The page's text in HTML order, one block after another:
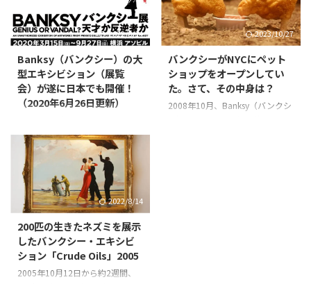
催中、2021年7月からは福岡で開
催されることになっている。 僕
も実際に大阪のバンクシー展に行
ったが、会場はとにかく人が多い
し、コロナで３密も気にしないと
いけないから、すべての作品をじ
っくり時間を掛けてみるのは難し
いし、全作品を本気で観ようとす
品をじっくり観たい！」という、
観たい作品の目星を付け ...
身、2016年にアムステルダムで
開催されたバンクシー非公認のエ
キシビション、The Art of Banksy
も観てきている。それと比べれ
ば、日本の主催者もよく頑張って
いるとは思うが、展示された作品
リストは見劣りした感が残る。だ
が、これはあくまで一個人の感想
2022/8/14
Banksy（バンクシー）の大
型エキシビション（展覧
会）が遂に日本でも開催！
（2020年6月26日更新）
キシビション（展覧会）が開催さ
れたことは何度かあったが、エキ
シビションと呼ぶには、規模的に
ちょっと物足りなかったかも知れ
ない。 しかし、オリンピックイ
ヤーでもある2020年（コロナの
影響で1年延期されてしまった
が）、日本で初めて大規模なバン
クシー・エキシビションが開催さ
れることになった。 個人的には
「2019年1月の小池都知事のツイ
2023/10/27
バンクシーがNYCにペット
ショップをオープンしてい
た。さて、その中身は？
2008年10月、Banksy（バンクシ
2022/8/14
200匹の生きたネズミを展示
したバンクシー・エキシビ
ション「Crude Oils」2005
2005年10月12日から約2週間、